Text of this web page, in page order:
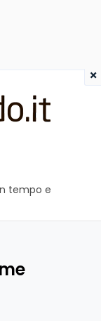
tempo e
×